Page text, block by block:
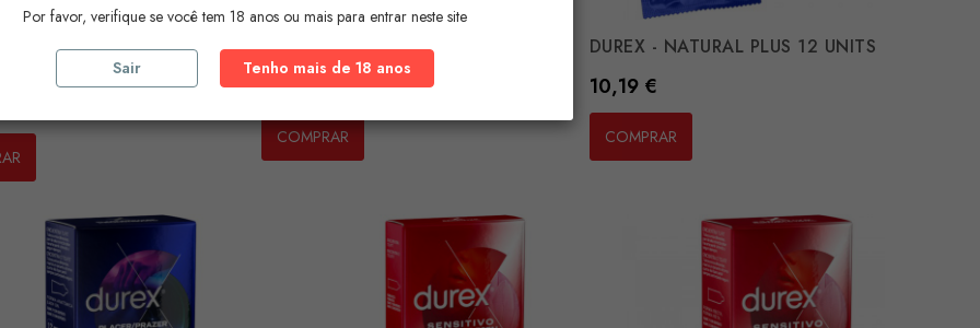
- FUSSION
DUREX - NATURAL CLASSIC 6...
Preço
6,11 €
COMPRAR
DUREX - NATURAL PLUS 12 UNITS
Preço
10,19 €
COMPRAR
Por favor, verifique se você tem 18 anos ou mais para entrar neste site
Sair Tenho mais de 18 anos